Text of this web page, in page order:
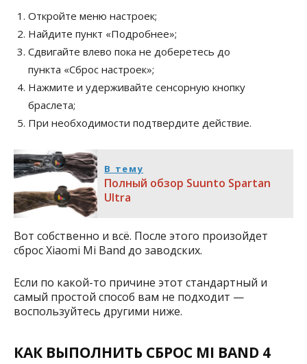
Откройте меню настроек;
Найдите пункт «Подробнее»;
Сдвигайте влево пока не доберетесь до
пункта «Сброс настроек»;
Нажмите и удерживайте сенсорную кнопку
браслета;
При необходимости подтвердите действие.
В тему
Полный обзор Suunto Spartan
Ultra
Вот собственно и всё. После этого произойдет
сброс Xiaomi Mi Band до заводских.
Если по какой-то причине этот стандартный и
самый простой способ вам не подходит —
воспользуйтесь другими ниже.
КАК ВЫПОЛНИТЬ СБРОС MI BAND 4